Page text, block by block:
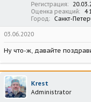
Регистрация
Оценка реакций
4
Город
Санкт-
03.06.2020
Ну что-ж, давайте
Krest
Administrator